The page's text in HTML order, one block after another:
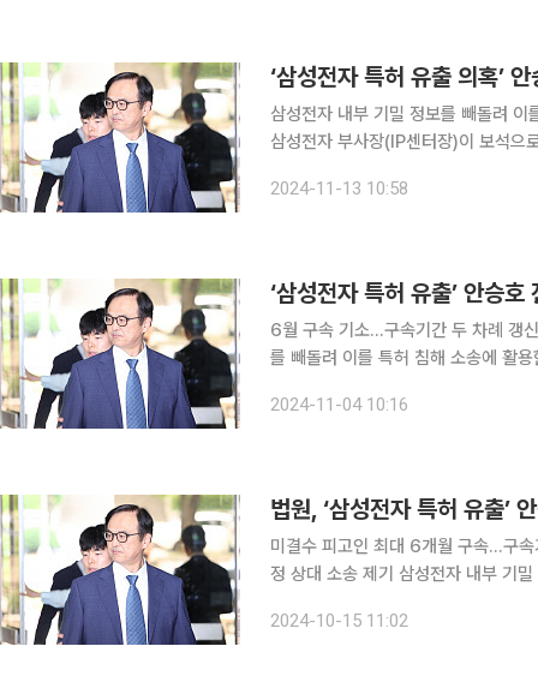
‘삼성전자 특허 유출 의혹’
삼성전자 내부 기밀 정보를 빼돌려
삼성전자 부사장(IP센터장)이 보석으로 풀려난다. 서울중앙지방법원 형사
2024-11-13 10:58
‘삼성전자 특허 유출’ 안승
6월 구속 기소…구속기간 두 차례 갱신보석 심문
를 빼돌려 이를 특허 침해 소송에 활
지난달 30일 안 전 부사장 측이 낸 보
2024-11-04 10:16
법원, ‘삼성전자 특허 유출’
미결수 피고인 최대 6개월 구속…구
정 상대 소송 제기 삼성전자 내부 기밀 정보를 빼돌려 이를 특허 침해소송에 활용한 혐의로 재판에
형사28부(한대균 부장판사)는 전날
2024-10-15 11:02